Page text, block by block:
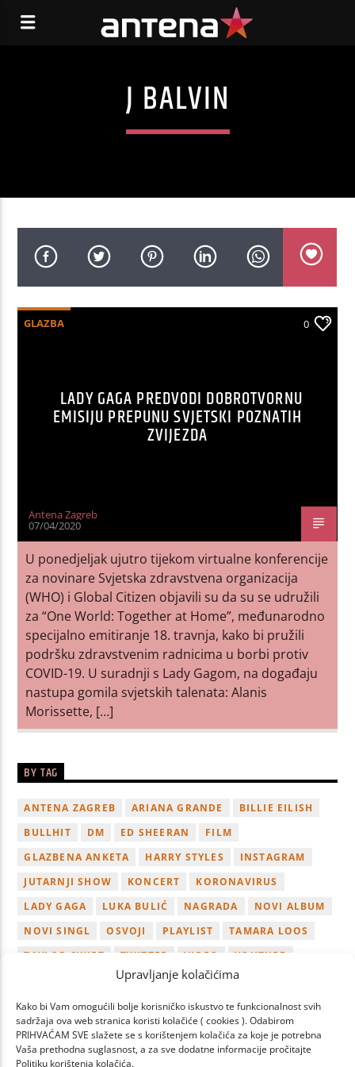
Upravljanje kolačićima
Kako bi Vam omogućili bolje korisničko iskustvo te funkcionalnost svih
sadržaja ova web stranica koristi kolačiće ( cookies ). Odabirom
PRIHVAĆAM SVE slažete se s korištenjem kolačića za koje je potrebna
Vaša prethodna suglasnost, a za sve dodatne informacije pročitajte
Politiku korištenja kolačića.
J BALVIN
GLAZBA 0
LADY GAGA PREDVODI DOBROTVORNU
EMISIJU PREPUNU SVJETSKI POZNATIH
ZVIJEZDA
Antena Zagreb
07/04/2020
U ponedjeljak ujutro tijekom virtualne konferencije
za novinare Svjetska zdravstvena organizacija
(WHO) i Global Citizen objavili su da su se udružili
za “One World: Together at Home”, međunarodno
specijalno emitiranje 18. travnja, kako bi pružili
podršku zdravstvenim radnicima u borbi protiv
COVID-19. U suradnji s Lady Gagom, na događaju
nastupa gomila svjetskih talenata: Alanis
Morissette, […]
BY TAG
ANTENA ZAGREB ARIANA GRANDE
BILLIE EILISH
BULLHIT
DM ED SHEERAN
FILM
GLAZBENA ANKETA
HARRY STYLES
INSTAGRAM
JUTARNJI SHOW
KONCERT
KORONAVIRUS
LADY GAGA
LUKA BULIĆ NAGRADA
NOVI ALBUM
NOVI SINGL
OSVOJI PLAYLIST
TAMARA LOOS
TAYLOR SWIFT
TWITTER VIDEO
YOUTUBE